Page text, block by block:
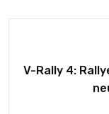
V-Rally 4: